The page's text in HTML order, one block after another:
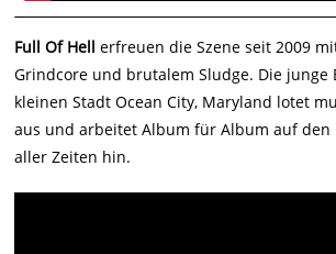
Full Of Hell erfreuen die Szene seit 2009
Grindcore und brutalem Sludge. Die junge
kleinen Stadt Ocean City, Maryland lotet
aus und arbeitet Album für Album auf den
aller Zeiten hin.